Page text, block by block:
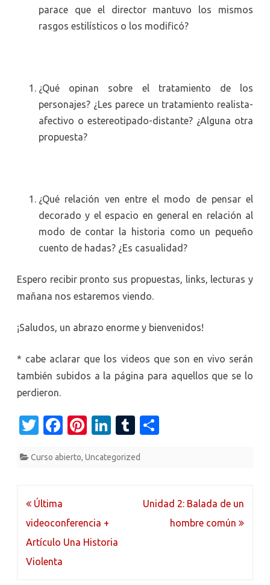
parace que el director mantuvo los mismos
rasgos estilísticos o los modificó?
¿Qué opinan sobre el tratamiento de los
personajes? ¿Les parece un tratamiento realista-
afectivo o estereotipado-distante? ¿Alguna otra
propuesta?
¿Qué relación ven entre el modo de pensar el
decorado y el espacio en general en relación al
modo de contar la historia como un pequeño
cuento de hadas? ¿Es casualidad?
Espero recibir pronto sus propuestas, links, lecturas y
mañana nos estaremos viendo.
¡Saludos, un abrazo enorme y bienvenidos!
* cabe aclarar que los videos que son en vivo serán
también subidos a la página para aquellos que se lo
perdieron.
T
it
r
Fa
e
o
k
Pi
er
Li
k
T
m
ar
ti
Curso abierto, Uncategorized
Navegación
de
entradas
Última
videoconferencia +
Artículo Una Historia
Violenta
Unidad 2: Balada de un
hombre común